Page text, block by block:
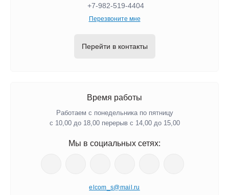
+7-982-519-4404
Перезвоните мне
Перейти в контакты
Время работы
Работаем с понедельника по пятницу
с 10,00 до 18,00 перерыв с 14,00 до 15,00
Мы в социальных сетях:
elcom_s@mail.ru